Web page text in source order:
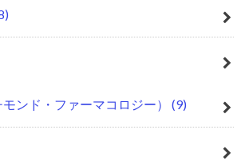
ンド・ファーマコロジー） (9)